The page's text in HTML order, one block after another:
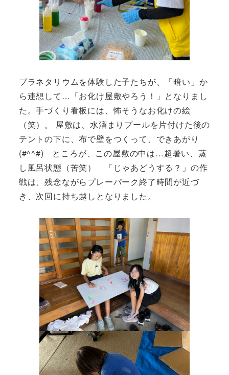
プラネタリウムを体験した子たちが、「暗い」か
ら連想して…「お化け屋敷やろう！」となりまし
た。手づくり看板には、怖そうなお化けの絵
（笑）。 屋敷は、水溜まりプールを片付けた後の
テントの下に、布で壁をつくって、できあがり
(#^^#) ところが、この屋敷の中は…超暑い、蒸
し風呂状態（苦笑） 「じゃあどうする？」の作
戦は、残念ながらプレーパーク終了時間が近づ
き、次回に持ち越しとなりました。